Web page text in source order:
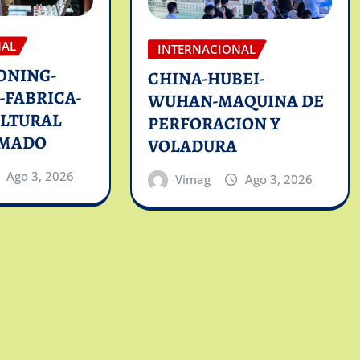
Ago 3, 2026
INTERNACIONAL
CHINA-HUBEI-
WUHAN-MAQUINA DE
PERFORACION Y
VOLADURA
Vimag Ago 3, 2026